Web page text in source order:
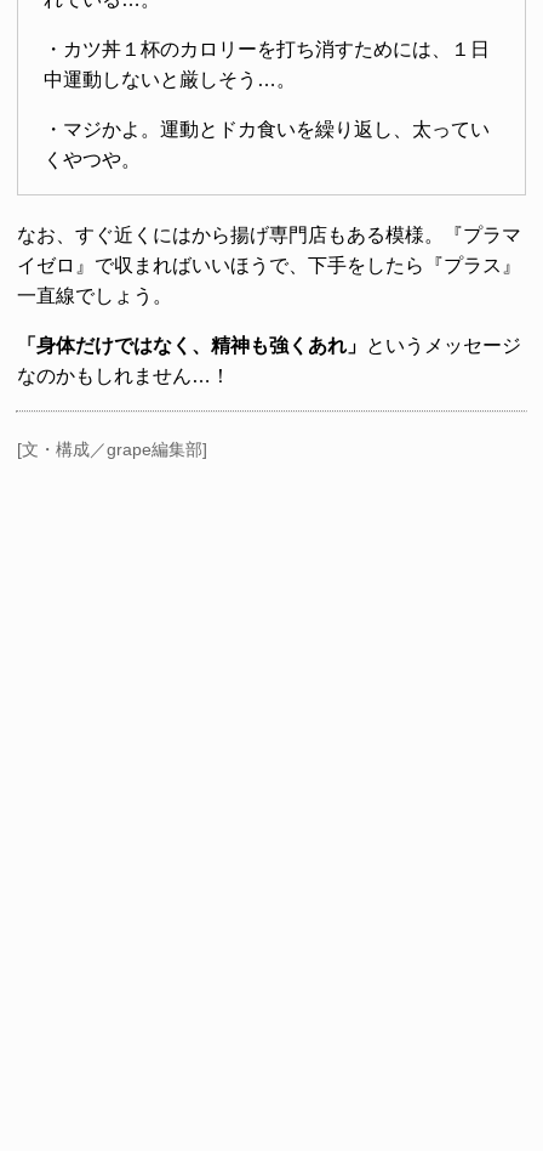
・カツ丼１杯のカロリーを打ち消すためには、１日
中運動しないと厳しそう…。
・マジかよ。運動とドカ食いを繰り返し、太ってい
くやつや。
なお、すぐ近くにはから揚げ専門店もある模様。『プラマ
イゼロ』で収まればいいほうで、下手をしたら『プラス』
一直線でしょう。
「身体だけではなく、精神も強くあれ」 というメッセージ
なのかもしれません…！
[文・構成／grape編集部]